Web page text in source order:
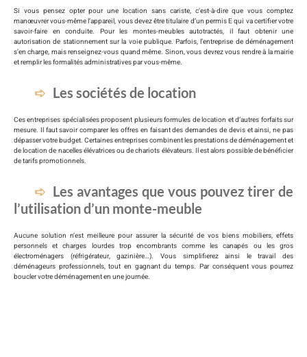
Si vous pensez opter pour une location sans cariste, c’est-à-dire que vous comptez
manœuvrer vous-même l’appareil, vous devez être titulaire d’un permis E qui va certifier votre
savoir-faire en conduite. Pour les montes-meubles autotractés, il faut obtenir une
autorisation de stationnement sur la voie publique. Parfois, l’entreprise de déménagement
s’en charge, mais renseignez-vous quand même. Sinon, vous devrez vous rendre à la mairie
et remplir les formalités administratives par vous-même.
Les sociétés de location
Ces entreprises spécialisées proposent plusieurs formules de location et d’autres forfaits sur
mesure. Il faut savoir comparer les offres en faisant des demandes de devis et ainsi, ne pas
dépasser votre budget. Certaines entreprises combinent les prestations de déménagement et
de location de nacelles élévatrices ou de chariots élévateurs. Il est alors possible de bénéficier
de tarifs promotionnels.
Les avantages que vous pouvez tirer de
l’utilisation d’un monte-meuble
Aucune solution n’est meilleure pour assurer la sécurité de vos biens mobiliers, effets
personnels et charges lourdes trop encombrants comme les canapés ou les gros
électroménagers (réfrigérateur, gazinière…). Vous simplifierez ainsi le travail des
déménageurs professionnels, tout en gagnant du temps. Par conséquent vous pourrez
boucler votre déménagement en une journée.